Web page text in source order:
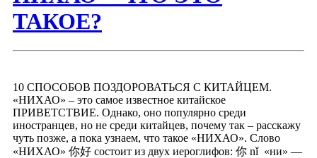
ТАКОЕ?
10 СПОСОБОВ ПОЗДОРОВАТЬСЯ С КИТАЙЦЕМ.
«НИХАО» – это самое известное китайское
ПРИВЕТСТВИЕ. Однако, оно популярно среди
иностранцев, но не среди китайцев, почему так – расскажу
чуть позже, а пока узнаем, что такое «НИХАО». Слово
«НИХАО» 你好 состоит из двух иероглифов: 你 nǐ «ни» —